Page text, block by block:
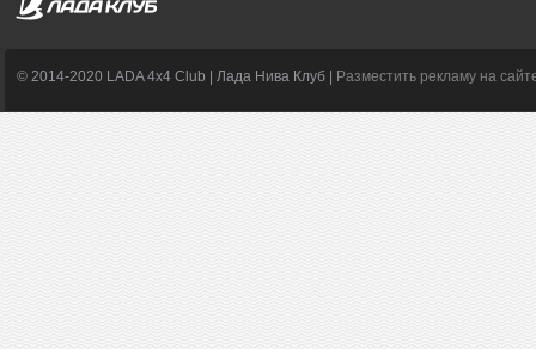
© 2014-2020 LADA 4x4 Club | Лада Нива Клуб | Разместить рекламу на